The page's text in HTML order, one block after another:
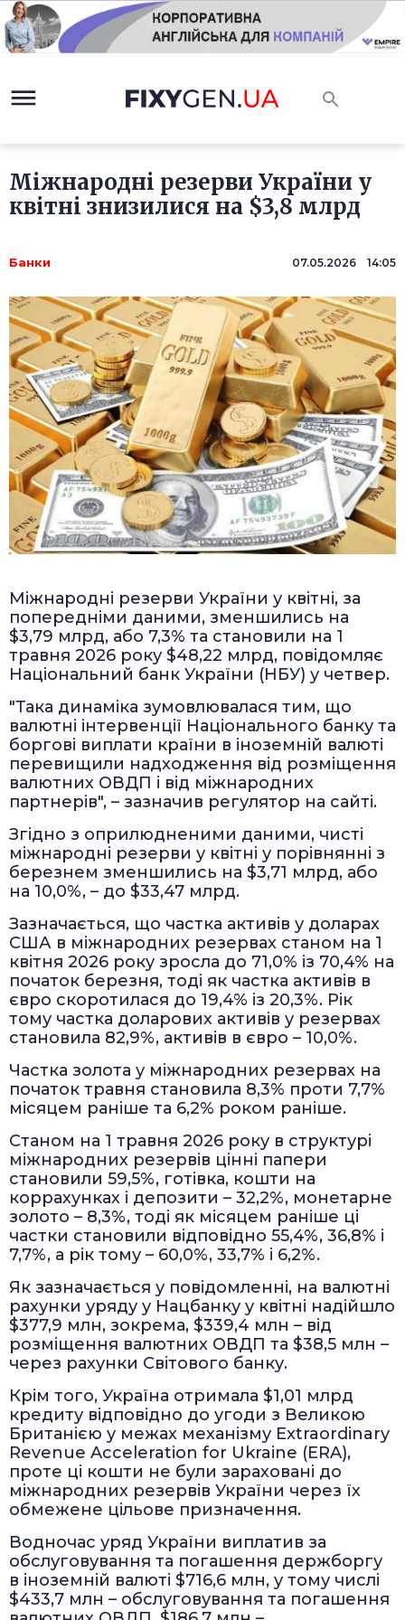
Міжнародні резерви України у
квітні знизилися на $3,8 млрд
Банки 07.05.2026 14:05
Міжнародні резерви України у квітні, за
попередніми даними, зменшились на
$3,79 млрд, або 7,3% та становили на 1
травня 2026 року $48,22 млрд, повідомляє
Національний банк України (НБУ) у четвер.
"Така динаміка зумовлювалася тим, що
валютні інтервенції Національного банку та
боргові виплати країни в іноземній валюті
перевищили надходження від розміщення
валютних ОВДП і від міжнародних
партнерів", – зазначив регулятор на сайті.
Згідно з оприлюдненими даними, чисті
міжнародні резерви у квітні у порівнянні з
березнем зменшились на $3,71 млрд, або
на 10,0%, – до $33,47 млрд.
Зазначається, що частка активів у доларах
США в міжнародних резервах станом на 1
квітня 2026 року зросла до 71,0% із 70,4% на
початок березня, тоді як частка активів в
євро скоротилася до 19,4% із 20,3%. Рік
тому частка доларових активів у резервах
становила 82,9%, активів в євро – 10,0%.
Частка золота у міжнародних резервах на
початок травня становила 8,3% проти 7,7%
місяцем раніше та 6,2% роком раніше.
Станом на 1 травня 2026 року в структурі
міжнародних резервів цінні папери
становили 59,5%, готівка, кошти на
коррахунках і депозити – 32,2%, монетарне
золото – 8,3%, тоді як місяцем раніше ці
частки становили відповідно 55,4%, 36,8% і
7,7%, а рік тому – 60,0%, 33,7% і 6,2%.
Як зазначається у повідомленні, на валютні
рахунки уряду у Нацбанку у квітні надійшло
$377,9 млн, зокрема, $339,4 млн – від
розміщення валютних ОВДП та $38,5 млн –
через рахунки Світового банку.
Крім того, Україна отримала $1,01 млрд
кредиту відповідно до угоди з Великою
Британією у межах механізму Extraordinary
Revenue Acceleration for Ukraine (ERA),
проте ці кошти не були зараховані до
міжнародних резервів України через їх
обмежене цільове призначення.
Водночас уряд України виплатив за
обслуговування та погашення держборгу
в іноземній валюті $716,6 млн, у тому числі
$433,7 млн – обслуговування та погашення